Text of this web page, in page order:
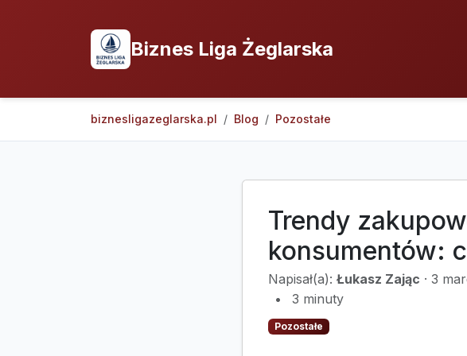
Biznes Liga Żeglarska
biznesligazeglarska.pl Blog Pozostałe
Trendy
konsumentów:
Napisał(a): Łukasz Zając · 3
•
3 minuty
Pozostałe